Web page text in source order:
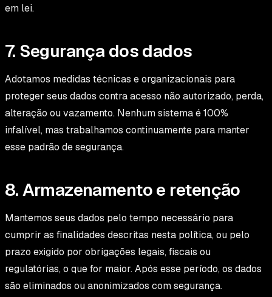
em lei.
7. Segurança dos dados
Adotamos medidas técnicas e organizacionais para
proteger seus dados contra acesso não autorizado, perda,
alteração ou vazamento. Nenhum sistema é 100%
infalível, mas trabalhamos continuamente para manter
esse padrão de segurança.
8. Armazenamento e retenção
Mantemos seus dados pelo tempo necessário para
cumprir as finalidades descritas nesta política, ou pelo
prazo exigido por obrigações legais, fiscais ou
regulatórias, o que for maior. Após esse período, os dados
são eliminados ou anonimizados com segurança.